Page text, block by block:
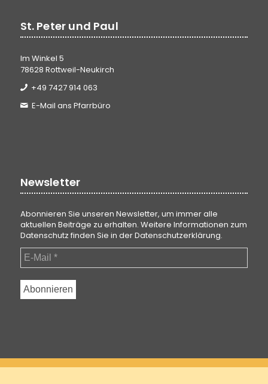
St. Peter und Paul
Im Winkel 5
78628 Rottweil-Neukirch
+49 7427 914 063
E-Mail ans Pfarrbüro
Newsletter
Abonnieren Sie unseren Newsletter, um immer alle
aktuellen Beiträge zu erhalten. Weitere Informationen zum
Datenschutz finden Sie in derDatenschutzerklärung.